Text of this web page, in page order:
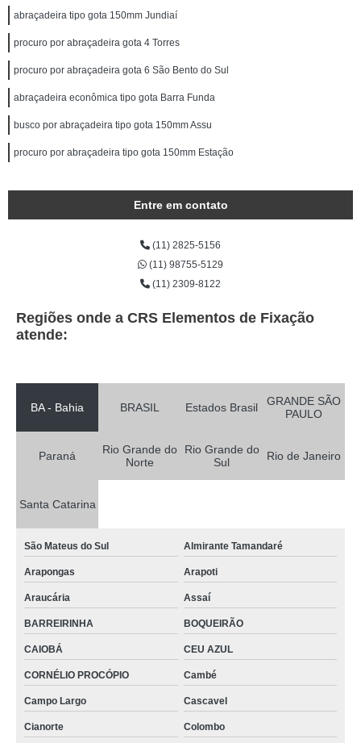
abraçadeira tipo gota 150mm Jundiaí
procuro por abraçadeira gota 4 Torres
procuro por abraçadeira gota 6 São Bento do Sul
abraçadeira econômica tipo gota Barra Funda
busco por abraçadeira tipo gota 150mm Assu
procuro por abraçadeira tipo gota 150mm Estação
Entre em contato
(11) 2825-5156
(11) 98755-5129
(11) 2309-8122
Regiões onde a CRS Elementos de Fixação
atende:
BA - Bahia BRASIL Estados Brasil
GRANDE SÃO
PAULO
Paraná
Rio Grande do
Norte
Rio Grande do
Sul
Rio de Janeiro
Santa Catarina
São Mateus do Sul Almirante Tamandaré
Arapongas Arapoti
Araucária Assaí
BARREIRINHA BOQUEIRÃO
CAIOBÁ CEU AZUL
CORNÉLIO PROCÓPIO Cambé
Campo Largo Cascavel
Cianorte Colombo